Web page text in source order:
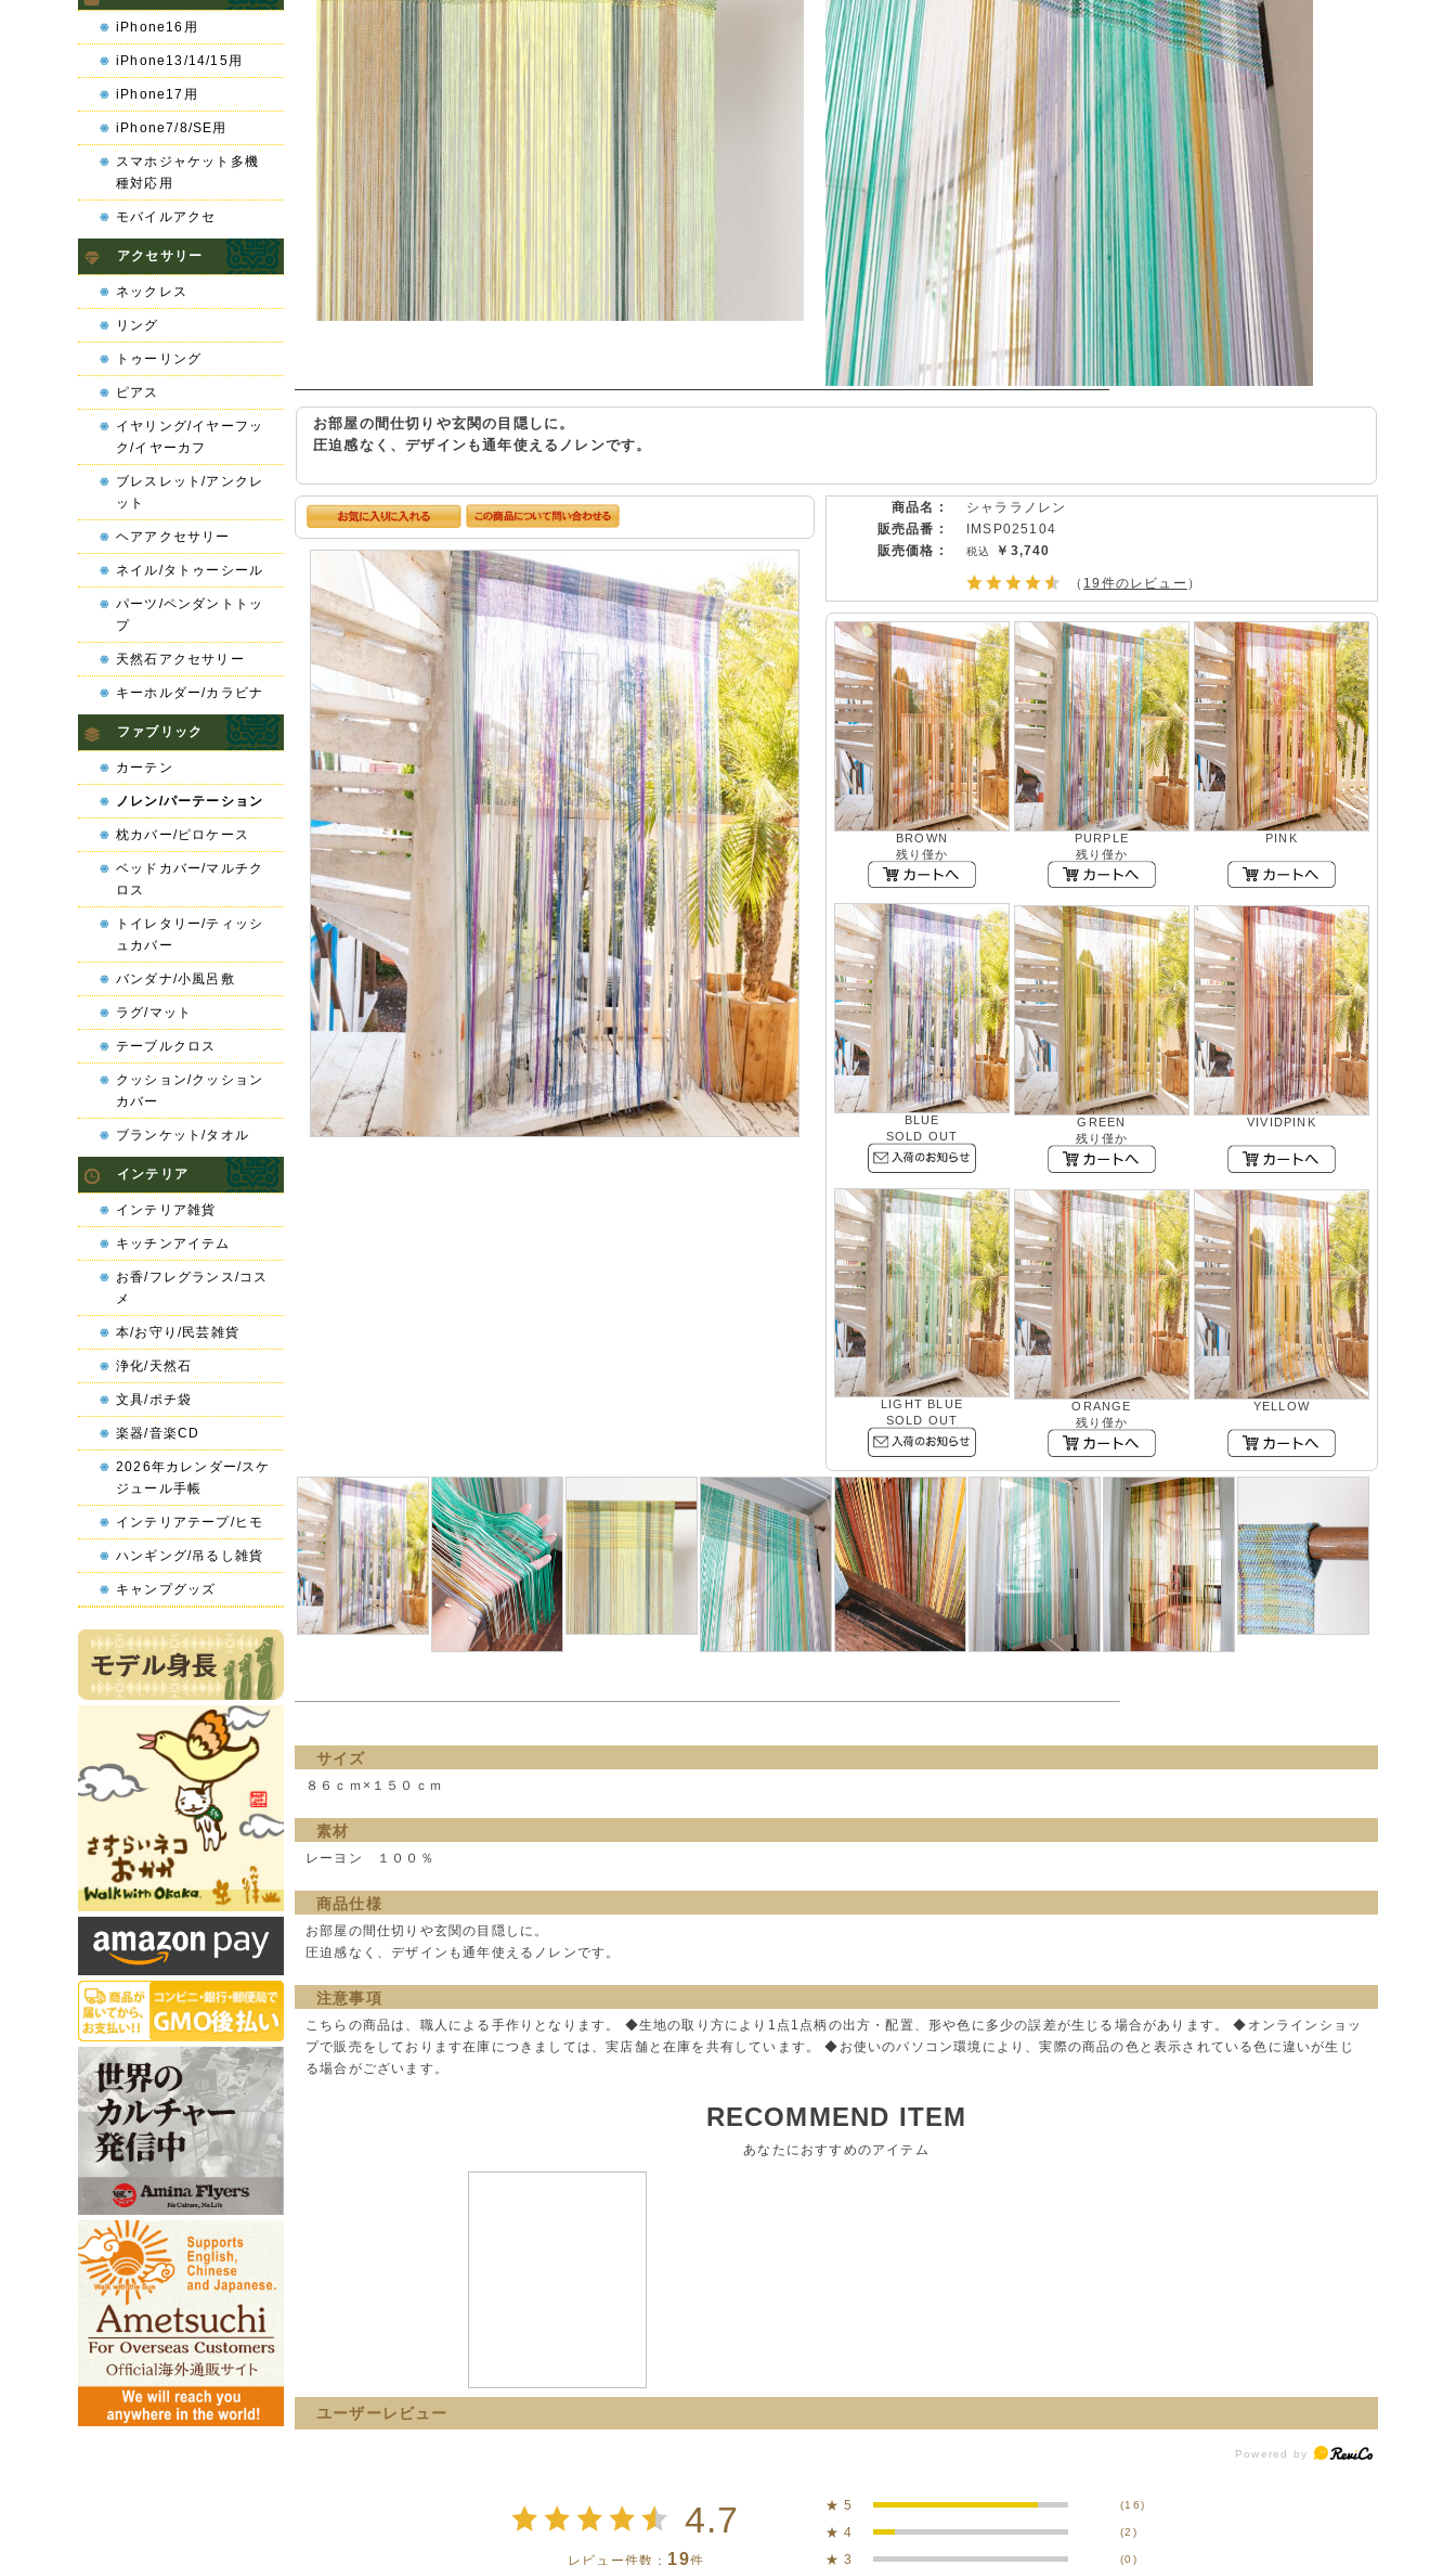
お部屋の間仕切りや玄関の目隠しに。
圧迫感なく、デザインも通年使えるノレンです。
商品名 :
シャララノレン
販売品番 :
IMSP025104
販売価格 :
￥3,740
（ 19件のレビュー ）
BROWN
残り僅か
PURPLE
残り僅か
PINK
BLUE
SOLD OUT
GREEN
残り僅か
VIVIDPINK
LIGHT BLUE
SOLD OUT
ORANGE
残り僅か
YELLOW
サイズ
８６ｃｍ×１５０ｃｍ
素材
レーヨン １００％
商品仕様
お部屋の間仕切りや玄関の目隠しに。
圧迫感なく、デザインも通年使えるノレンです。
注意事項
こちらの商品は、職人による手作りとなります。 ◆生地の取り方により1点1点柄の出方・配置、形や色に多少の誤差が生じる場合があります。 ◆オンラインショッ
プで販売をしております在庫につきましては、実店舗と在庫を共有しています。 ◆お使いのパソコン環境により、実際の商品の色と表示されている色に違いが生じ
る場合がございます。
RECOMMEND ITEM
あなたにおすすめのアイテム
ユーザーレビュー
4.7
レビュー件数： 19件
★ 5 (16)
★ 4 (2)
★ 3 (0)
iPhone16用
iPhone13/14/15用
iPhone17用
iPhone7/8/SE用
スマホジャケット多機
種対応用
モバイルアクセ
アクセサリー
ネックレス
リング
トゥーリング
ピアス
イヤリング/イヤーフッ
ク/イヤーカフ
ブレスレット/アンクレ
ット
ヘアアクセサリー
ネイル/タトゥーシール
パーツ/ペンダントトッ
プ
天然石アクセサリー
キーホルダー/カラビナ
ファブリック
カーテン
ノレン/パーテーション
枕カバー/ピロケース
ベッドカバー/マルチク
ロス
トイレタリー/ティッシ
ュカバー
バンダナ/小風呂敷
ラグ/マット
テーブルクロス
クッション/クッション
カバー
ブランケット/タオル
インテリア
インテリア雑貨
キッチンアイテム
お香/フレグランス/コス
メ
本/お守り/民芸雑貨
浄化/天然石
文具/ポチ袋
楽器/音楽CD
2026年カレンダー/スケ
ジュール手帳
インテリアテープ/ヒモ
ハンギング/吊るし雑貨
キャンプグッズ